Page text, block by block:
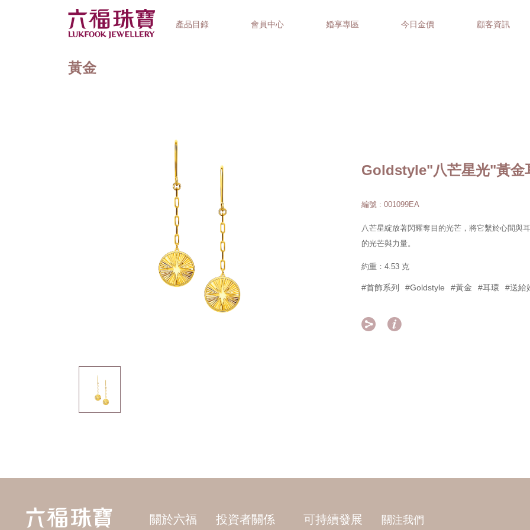
產品目錄 會員中心 婚享專區 今日金價 顧客資訊
黃金
Goldstyle"八芒星光"黃金
編號 : 001099EA
八芒星綻放著閃耀奪目的光芒，將它繫於心間與
的光芒與力量。
約重：4.53 克
#首飾系列 #Goldstyle #黃金 #耳環 #送給
 
關於六福 投資者關係 可持續發展 關注我們